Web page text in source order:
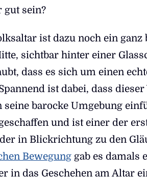
gut sein?
ist dazu noch ein ganz
sichtbar hinter einer
dass es sich um einen
ist dabei, dass
seine barocke Umgebung
und ist einer der
in Blickrichtung zu den
Bewegunggab es damals
in das Geschehen am Altar